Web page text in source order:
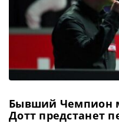
Бывший Чемпион
Дотт предстанет